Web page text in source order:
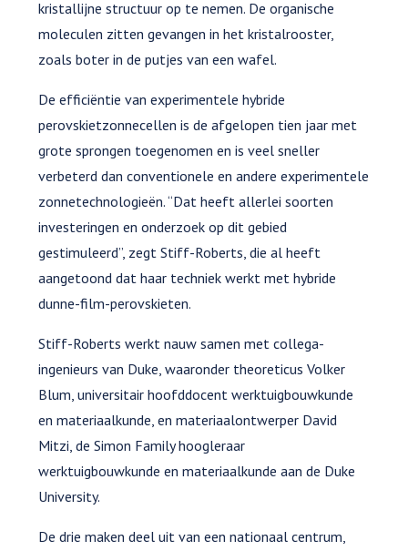
kristallijne structuur op te nemen. De organische
moleculen zitten gevangen in het kristalrooster,
zoals boter in de putjes van een wafel.
De efficiëntie van experimentele hybride
perovskietzonnecellen is de afgelopen tien jaar met
grote sprongen toegenomen en is veel sneller
verbeterd dan conventionele en andere experimentele
zonnetechnologieën. “Dat heeft allerlei soorten
investeringen en onderzoek op dit gebied
gestimuleerd”, zegt Stiff-Roberts, die al heeft
aangetoond dat haar techniek werkt met hybride
dunne-film-perovskieten.
Stiff-Roberts werkt nauw samen met collega-
ingenieurs van Duke, waaronder theoreticus Volker
Blum, universitair hoofddocent werktuigbouwkunde
en materiaalkunde, en materiaalontwerper David
Mitzi, de Simon Family hoogleraar
werktuigbouwkunde en materiaalkunde aan de Duke
University.
De drie maken deel uit van een nationaal centrum,